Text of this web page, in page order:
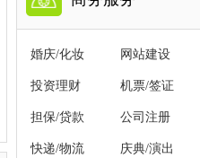
婚庆/化妆 网站建设
投资理财 机票/签证
担保/贷款 公司注册
快递/物流 庆典/演出